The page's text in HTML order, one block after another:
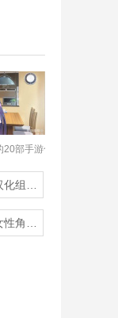
部手游合集